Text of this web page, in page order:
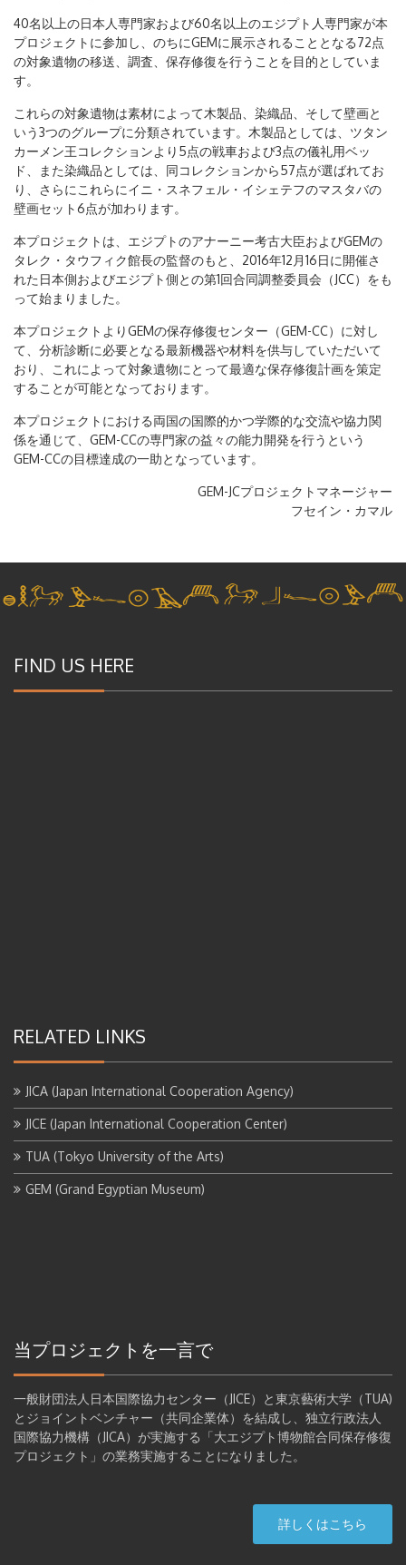
40名以上の日本人専門家および60名以上のエジプト人専門家が本
プロジェクトに参加し、のちにGEMに展示されることとなる72点
の対象遺物の移送、調査、保存修復を行うことを目的としていま
す。
これらの対象遺物は素材によって木製品、染織品、そして壁画と
いう3つのグループに分類されています。木製品としては、ツタン
カーメン王コレクションより5点の戦車および3点の儀礼用ベッ
ド、また染織品としては、同コレクションから57点が選ばれてお
り、さらにこれらにイニ・スネフェル・イシェテフのマスタバの
壁画セット6点が加わります。
本プロジェクトは、エジプトのアナーニー考古大臣およびGEMの
タレク・タウフィク館長の監督のもと、2016年12月16日に開催さ
れた日本側およびエジプト側との第1回合同調整委員会（JCC）をも
って始まりました。
本プロジェクトよりGEMの保存修復センター（GEM-CC）に対し
て、分析診断に必要となる最新機器や材料を供与していただいて
おり、これによって対象遺物にとって最適な保存修復計画を策定
することが可能となっております。
本プロジェクトにおける両国の国際的かつ学際的な交流や協力関
係を通じて、GEM-CCの専門家の益々の能力開発を行うという
GEM-CCの目標達成の一助となっています。
GEM-JCプロジェクトマネージャー
フセイン・カマル
FIND US HERE
RELATED LINKS
JICA (Japan International Cooperation Agency)
JICE (Japan International Cooperation Center)
TUA (Tokyo University of the Arts)
GEM (Grand Egyptian Museum)
当プロジェクトを一言で
一般財団法人日本国際協力センター（JICE）と東京藝術大学（TUA)
とジョイントベンチャー（共同企業体）を結成し、独立行政法人
国際協力機構（JICA）が実施する「大エジプト博物館合同保存修復
プロジェクト」の業務実施することになりました。
詳しくはこちら